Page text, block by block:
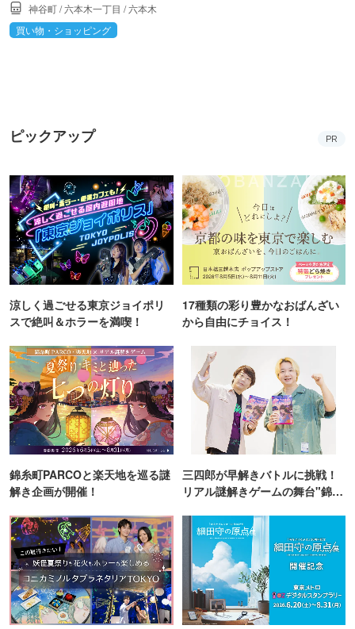
神谷町/六本木一丁目 /六本木
買い物・ショッピング
ピックアップ PR
涼しく過ごせる東京ジョイポリ
スで絶叫＆ホラーを満喫！
17種類の彩り豊かなおばんざい
から自由にチョイス！
錦糸町PARCOと楽天地を巡る謎
解き企画が開催！
三四郎が早解きバトルに挑戦！
リアル謎解きゲームの舞台"錦糸